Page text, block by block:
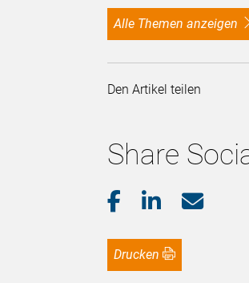
alle Themen anzeigen
Den Artikel teilen
Share
Drucken